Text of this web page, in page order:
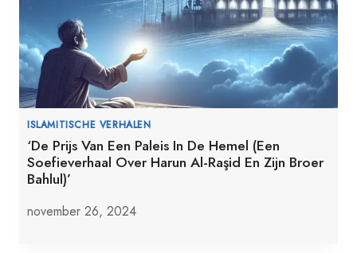
ISLAMITISCHE VERHALEN
‘De Prijs Van Een Paleis In De Hemel (Een
Soefieverhaal Over Harun Al-Raşid En Zijn Broer
Bahlul)’
november 26, 2024